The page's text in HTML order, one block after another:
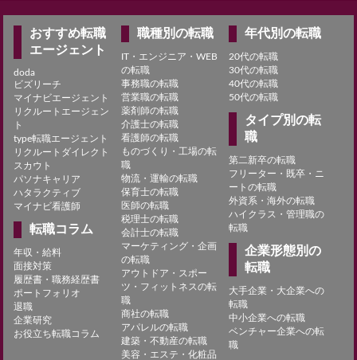
おすすめ転職
エージェント
doda
ビズリーチ
マイナビエージェント
リクルートエージェン
ト
type転職エージェント
リクルートダイレクト
スカウト
パソナキャリア
ハタラクティブ
マイナビ看護師
転職コラム
年収・給料
面接対策
履歴書・職務経歴書
ポートフォリオ
退職
企業研究
お役立ち転職コラム
職種別の転職
IT・エンジニア・WEB
の転職
事務職の転職
営業職の転職
薬剤師の転職
介護士の転職
看護師の転職
ものづくり・工場の転
職
物流・運輸の転職
保育士の転職
医師の転職
税理士の転職
会計士の転職
マーケティング・企画
の転職
アウトドア・スポー
ツ・フィットネスの転
職
商社の転職
アパレルの転職
建築・不動産の転職
美容・エステ・化粧品
年代別の転職
20代の転職
30代の転職
40代の転職
50代の転職
タイプ別の転
職
第二新卒の転職
フリーター・既卒・ニ
ートの転職
外資系・海外の転職
ハイクラス・管理職の
転職
企業形態別の
転職
大手企業・大企業への
転職
中小企業への転職
ベンチャー企業への転
職